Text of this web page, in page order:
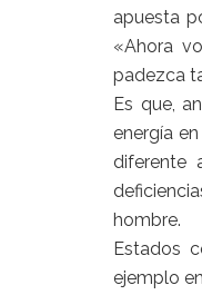
apuesta
«Ahora
padezca
Es que,
energía
diferente
hombre.
Estados
ejemplo